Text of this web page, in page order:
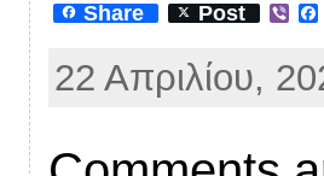
Share Post
V
e
r
22 Απριλίου,